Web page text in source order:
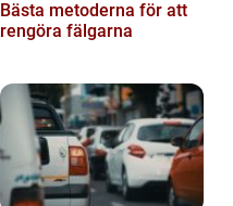
Bästa metoderna för att
rengöra fälgarna